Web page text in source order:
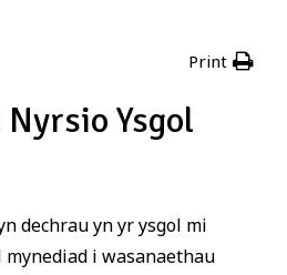
Print
Ysgol
dechrau yn yr ysgol mi
i wasanaethau